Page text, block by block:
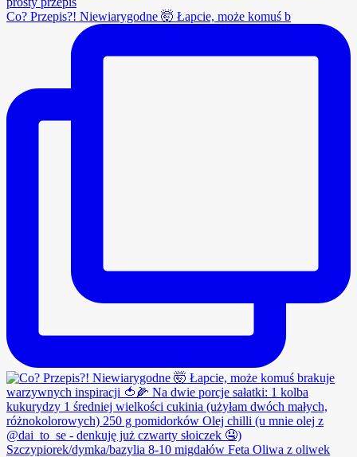
Co? Przepis?! Niewiarygodne 🤯 Łapcie, może komuś b